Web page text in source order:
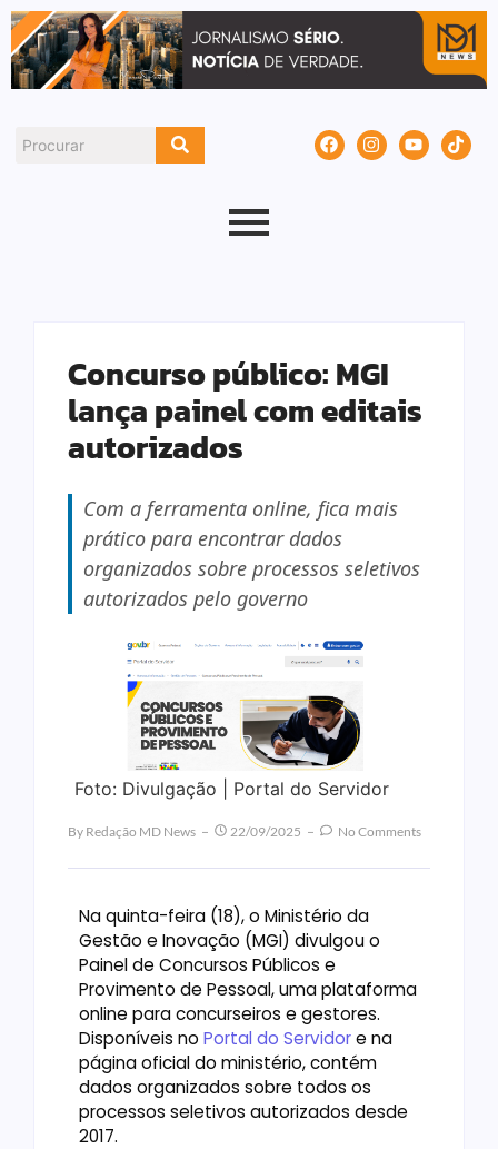
Concurso público: MGI
lança painel com editais
autorizados
Com a ferramenta online, fica mais
prático para encontrar dados
organizados sobre processos seletivos
autorizados pelo governo
Foto: Divulgação | Portal do Servidor
By Redação MD News 22/09/2025 No Comments
Na quinta-feira (18), o Ministério da
Gestão e Inovação (MGI) divulgou o
Painel de Concursos Públicos e
Provimento de Pessoal, uma plataforma
online para concurseiros e gestores.
Disponíveis no Portal do Servidore na
página oficial do ministério, contém
dados organizados sobre todos os
processos seletivos autorizados desde
2017.